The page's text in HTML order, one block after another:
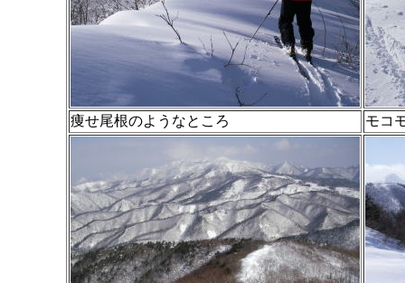
痩せ尾根のようなところ モコ